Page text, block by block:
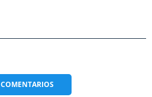
COMENTARIOS